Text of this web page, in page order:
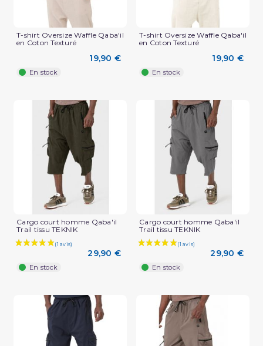
(2 avis)
T-shirt Oversize Waffle Qaba'il
en Coton Texturé
19,90 €
En stock
T-shirt Oversize Waffle Qaba'il
en Coton Texturé
19,90 €
En stock
Cargo court homme Qaba'il
Trail tissu TEKNIK
29,90 €
En stock
Cargo court homme Qaba'il
Trail tissu TEKNIK
29,90 €
En stock